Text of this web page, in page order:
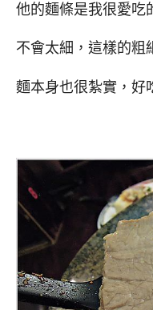
他的麵條是我很愛吃
不會太細，這樣的粗
麵本身也很紮實，好